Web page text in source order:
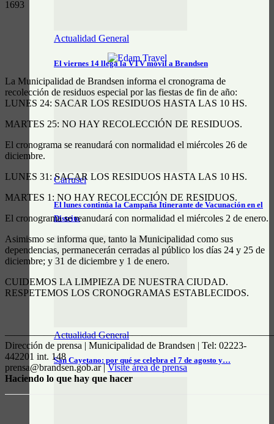
Actualidad General
El viernes 14 llegá la VTV móvil a Brandsen
Carrusel
El lunes continúa la Campaña Itinerante de Vacunación en el
Distrito
Actualidad General
San Cayetano: por qué se celebra el 7 de agosto y…
1693
La Municipalidad de Brandsen informa el cronograma de
recolección de residuos especial por las fiestas de fin de año:
LUNES 24: SACAR LOS RESIDUOS HASTA LAS 10 HS.
MARTES 25: NO HAY RECOLECCIÓN DE RESIDUOS.
El cronograma se reanudará con normalidad el miércoles 26 de
diciembre.
LUNES 31: SACAR LOS RESIDUOS HASTA LAS 10 HS.
MARTES 1: NO HAY RECOLECCIÓN DE RESIDUOS.
El cronograma se reanudará con normalidad el miércoles 2 de enero.
Asimismo se informa que, tanto la Municipalidad como sus
dependencias, permanecerán cerradas al público los días 24 y 25 de
diciembre; y 31 de diciembre y 1 de enero.
CUIDEMOS LA LIMPIEZA DE NUESTRA CIUDAD.
RESPETEMOS LOS CRONOGRAMAS ESTABLECIDOS.
Dirección de prensa | Municipalidad de Brandsen | Tel: 02223-
442201 int. 148
prensa@brandsen.gob.ar |Visite área de prensa
Haciendo lo que hay que hacer